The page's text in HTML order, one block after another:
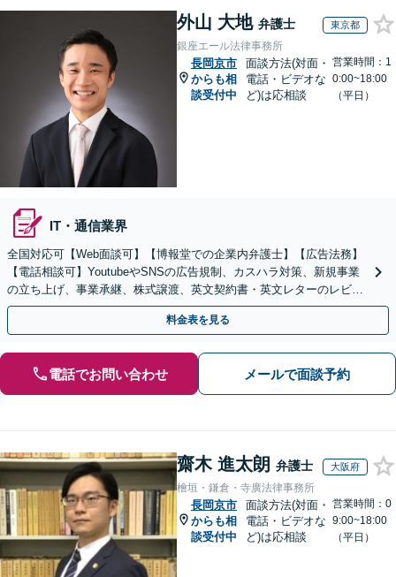
外山 大地 弁護士 東京都
銀座エール法律事務所
長岡京市
からも相
談受付中
面談方法(対面・
電話・ビデオな
ど)は応相談
営業時間：1
0:00~18:00
（平日）
IT・通信業界
全国対応可【Web面談可】【博報堂での企業内弁護士】【広告法務】
【電話相談可】YoutubeやSNSの広告規制、カスハラ対策、新規事業
の立ち上げ、事業承継、株式譲渡、英文契約書・英文レターのレビュ
ー・ドラフトなどに対応。
料金表を見る
電話でお問い合わせ メールで面談予約
齋木 進太朗 弁護士 大阪府
檜垣・鎌倉・寺廣法律事務所
長岡京市
からも相
談受付中
面談方法(対面・
電話・ビデオな
ど)は応相談
営業時間：0
9:00~18:00
（平日）